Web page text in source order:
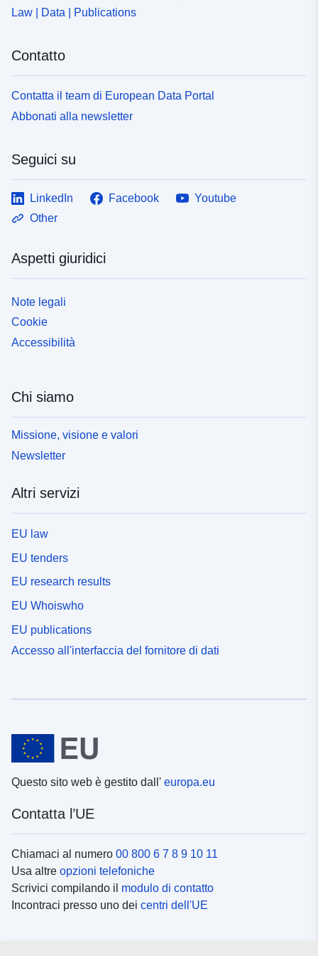
Law | Data | Publications
Contatto
Contatta il team di European Data Portal
Abbonati alla newsletter
Seguici su
LinkedIn Facebook
Youtube
Other
Aspetti giuridici
Note legali
Cookie
Accessibilità
Chi siamo
Missione, visione e valori
Newsletter
Altri servizi
EU law
EU tenders
EU research results
EU Whoiswho
EU publications
Accesso all'interfaccia del fornitore di dati
Questo sito web è gestito dall' europa.eu
Contatta l’UE
Chiamaci al numero 00 800 6 7 8 9 10 11
Usa altre opzioni telefoniche
Scrivici compilando il modulo di contatto
Incontraci presso uno dei centri dell'UE